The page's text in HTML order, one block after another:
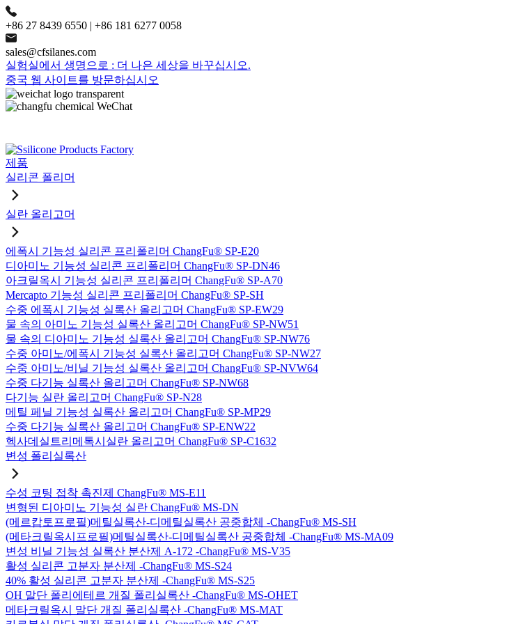
+86 27 8439 6550 | +86 181 6277 0058
sales@cfsilanes.com
실험실에서 생명으로 : 더 나은 세상을 바꾸십시오.
중국 웹 사이트를 방문하십시오
제품
실리콘 폴리머
실란 올리고머
에폭시 기능성 실리콘 프리폴리머 ChangFu® SP-E20
디아미노 기능성 실리콘 프리폴리머 ChangFu® SP-DN46
아크릴옥시 기능성 실리콘 프리폴리머 ChangFu® SP-A70
Mercapto 기능성 실리콘 프리폴리머 ChangFu® SP-SH
수중 에폭시 기능성 실록산 올리고머 ChangFu® SP-EW29
물 속의 아미노 기능성 실록산 올리고머 ChangFu® SP-NW51
물 속의 디아미노 기능성 실록산 올리고머 ChangFu® SP-NW76
수중 아미노/에폭시 기능성 실록산 올리고머 ChangFu® SP-NW27
수중 아미노/비닐 기능성 실록산 올리고머 ChangFu® SP-NVW64
수중 다기능 실록산 올리고머 ChangFu® SP-NW68
다기능 실란 올리고머 ChangFu® SP-N28
메틸 페닐 기능성 실록산 올리고머 ChangFu® SP-MP29
수중 다기능 실록산 올리고머 ChangFu® SP-ENW22
헥사데실트리메톡시실란 올리고머 ChangFu® SP-C1632
변성 폴리실록산
수성 코팅 접착 촉진제 ChangFu® MS-E11
변형된 디아미노 기능성 실란 ChangFu® MS-DN
(메르캅토프로필)메틸실록산-디메틸실록산 공중합체 -ChangFu® MS-SH
(메타크릴옥시프로필)메틸실록산-디메틸실록산 공중합체 -ChangFu® MS-MA09
변성 비닐 기능성 실록산 분산제 A-172 -ChangFu® MS-V35
활성 실리콘 고분자 분산제 -ChangFu® MS-S24
40% 활성 실리콘 고분자 분산제 -ChangFu® MS-S25
OH 말단 폴리에테르 개질 폴리실록산 -ChangFu® MS-OHET
메타크릴옥시 말단 개질 폴리실록산 -ChangFu® MS-MAT